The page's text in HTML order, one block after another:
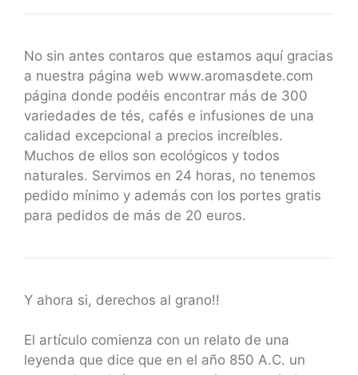
No sin antes contaros que estamos aquí gracias
a nuestra página web www.aromasdete.com
página donde podéis encontrar más de 300
variedades de tés, cafés e infusiones de una
calidad excepcional a precios increíbles.
Muchos de ellos son ecológicos y todos
naturales. Servimos en 24 horas, no tenemos
pedido mínimo y además con los portes gratis
para pedidos de más de 20 euros.
Y ahora si, derechos al grano!!
El artículo comienza con un relato de una
leyenda que dice que en el año 850 A.C. un